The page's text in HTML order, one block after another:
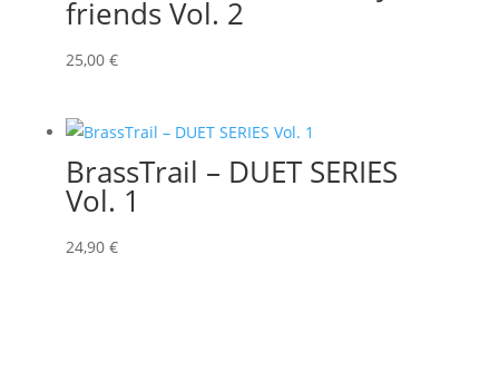
friends Vol. 2
25,00 €
BrassTrail – DUET SERIES
Vol. 1
24,90 €